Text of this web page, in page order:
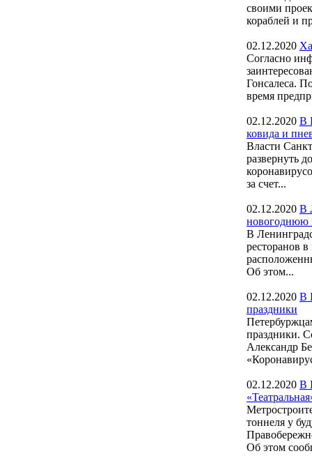
своими
кораблей и
02.12.2020
Согласно
Гонсалеса.
время
02.12.2020 В
ковида и
Власти
развернуть
за счет...
02.12.2020 В
новогоднюю
В
ресторанов
Об этом...
02.12.2020 В
праздники
праздники.
Александр
02.12.2020 В
тоннеля у
Об этом